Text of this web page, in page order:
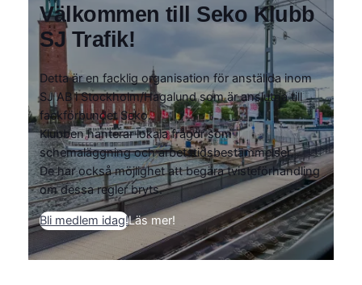
Välkommen till Seko Klubb
SJ Trafik!
Detta är en facklig organisation för anställda inom
SJ AB i Stockholm/Hagalund som är anslutna till
fackförbundet Seko.
Klubben hanterar lokala frågor som
schemaläggning och arbetstidsbestämmelser.
De har också möjlighet att begära tvisteförhandling
om dessa regler bryts.
Bli medlem idag!Läs mer!